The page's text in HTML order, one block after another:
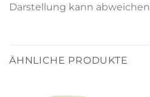
Darstellung kann abweichen
ÄHNLICHE PRODUKTE